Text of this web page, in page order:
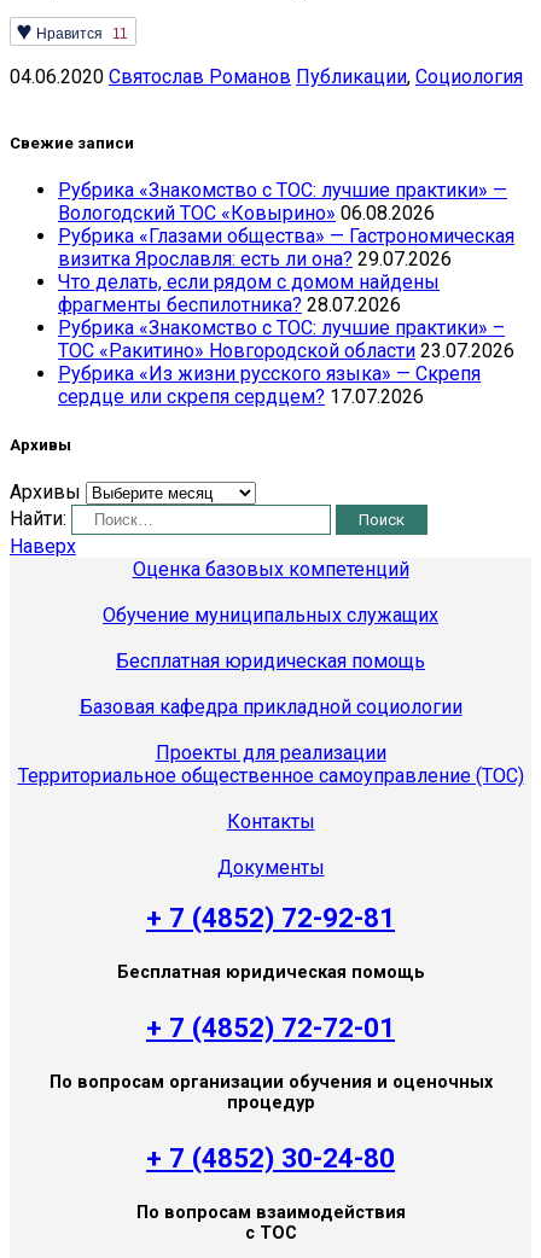
Нравится 11
04.06.2020 Святослав Романов Публикации, Социология
Свежие записи
Рубрика «Знакомство с ТОС: лучшие практики» —
Вологодский ТОС «Ковырино» 06.08.2026
Рубрика «Глазами общества» — Гастрономическая
визитка Ярославля: есть ли она? 29.07.2026
Что делать, если рядом с домом найдены
фрагменты беспилотника? 28.07.2026
Рубрика «Знакомство с ТОС: лучшие практики» –
ТОС «Ракитино» Новгородской области 23.07.2026
Рубрика «Из жизни русского языка» — Скрепя
сердце или скрепя сердцем? 17.07.2026
Архивы
Архивы
Найти:
Наверх
Оценка базовых компетенций
Обучение муниципальных служащих
Бесплатная юридическая помощь
Базовая кафедра прикладной социологии
Проекты для реализации
Территориальное общественное самоуправление (ТОС)
Контакты
Документы
+ 7 (4852) 72-92-81
Бесплатная юридическая помощь
+ 7 (4852) 72-72-01
По вопросам организации обучения и оценочных
процедур
+ 7 (4852) 30-24-80
По вопросам взаимодействия
с ТОС